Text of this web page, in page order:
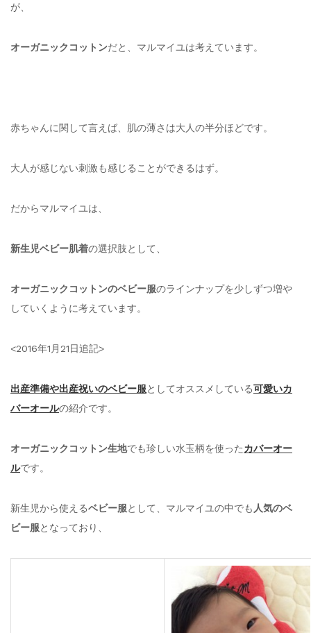
が、
オーガニックコットンだと、マルマイユは考えています。
赤ちゃんに関して言えば、肌の薄さは大人の半分ほどです。
大人が感じない刺激も感じることができるはず。
だからマルマイユは、
新生児ベビー肌着の選択肢として、
オーガニックコットンのベビー服のラインナップを少しずつ増や
していくように考えています。
<2016年1月21日追記>
出産準備や出産祝いのベビー服としてオススメしている可愛いカ
バーオールの紹介です。
オーガニックコットン生地でも珍しい水玉柄を使ったカバーオー
ルです。
新生児から使えるベビー服として、マルマイユの中でも 人気のベ
ビー服となっており、